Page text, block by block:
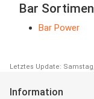
Bar
Bar Power
Letztes Update:
Information